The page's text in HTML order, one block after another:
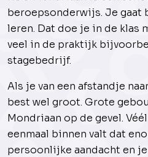
beroepsonderwijs. Je gaat
leren. Dat doe je in de klas
veel in de praktijk
stagebedrijf.
Als je van een afstandje
best wel groot. Grote
Mondriaan op de gevel.
eenmaal binnen valt dat
persoonlijke aandacht en